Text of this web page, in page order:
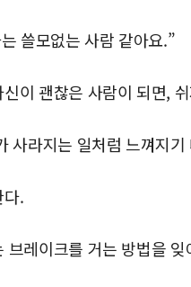
쓸모없는 사람 같아요.”
이 괜찮은 사람이 되면,
사라지는 일처럼 느껴지기
다.
브레이크를 거는 방법을 잊